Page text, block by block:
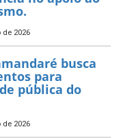
Blanc
Plano de
(PAR)